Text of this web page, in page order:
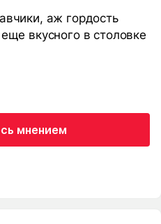
аж гордость
вкусного в столовке
мнением